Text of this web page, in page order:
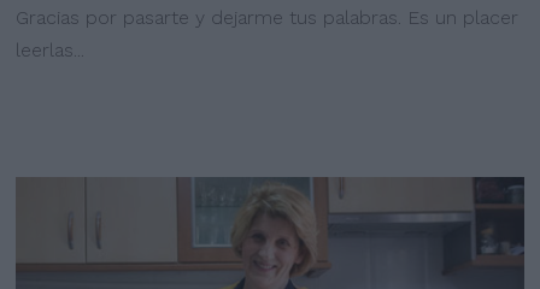
Gracias por pasarte y dejarme tus palabras. Es un placer
leerlas...